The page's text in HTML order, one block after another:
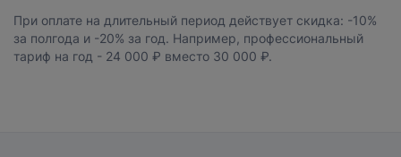
При оплате на длительный период действует скидка: -10%
за полгода и -20% за год. Например, профессиональный
тариф на год - 24 000 ₽ вместо 30 000 ₽.